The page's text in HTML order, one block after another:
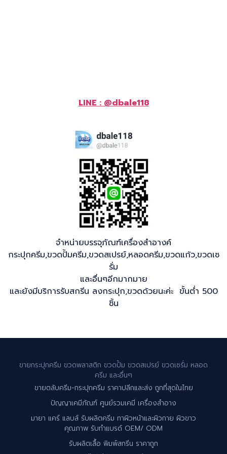
LINE : @dbale118
จำหน่ายบรรจุภัณฑ์เครื่องสำอางค์
กระปุกครีม,ขวดปั้มครีม,ขวดสเปรย์,หลอดครีม,ขวดแก้ว,ขวดเซ
รั่ม
และอื่นๆอีกมากมาย
และยังมีบริการรับสกรีน ลงกระปุก,ขวดด้วยนะค่ะ ขั้นต่ำ 500
ชิ้น
ขายกระปุกครีม ขวดพลาสติก ขวดปั้ม ขวดสเปรย์ ขวดเซรั่ม หลอด
ครีม และอื่นๆ
ขายตลับครีม-กระปุกครีม ราคาปลีกและส่ง ถูกที่สุดในไทย
ปัญญาเคมีภัณฑ์ ศูนย์รวมเคมี เครื่องสำอาง
มายา แคร์ แลบส์ รับผลิตครีม ทาผิวหน้าและผิวกาย ผิวขาว
คุณภาพ รับทำแบรด์ OEM/ ODM
รับผลิตเสื้อ พิมพ์สกรีน ราคาถูก